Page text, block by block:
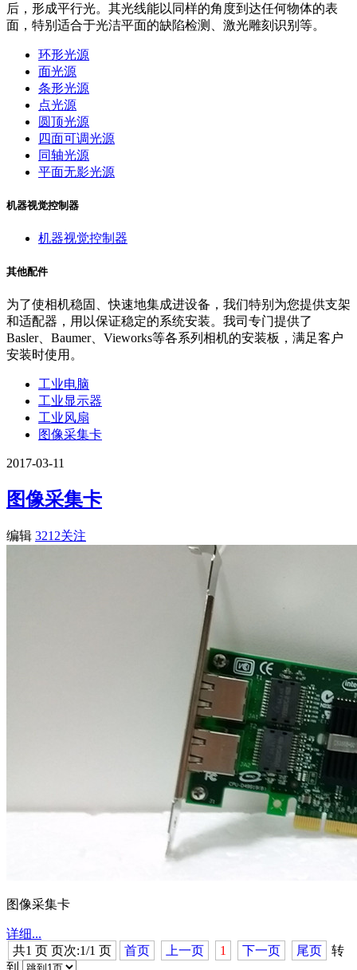
后，形成平行光。其光线能以同样的角度到达任何物体的表
面，特别适合于光洁平面的缺陷检测、激光雕刻识别等。
环形光源
面光源
条形光源
点光源
圆顶光源
四面可调光源
同轴光源
平面无影光源
机器视觉控制器
机器视觉控制器
其他配件
为了使相机稳固、快速地集成进设备，我们特别为您提供支架
和适配器，用以保证稳定的系统安装。我司专门提供了
Basler、Baumer、Vieworks等各系列相机的安装板，满足客户
安装时使用。
工业电脑
工业显示器
工业风扇
图像采集卡
2017-03-11
图像采集卡
编辑 3212关注
图像采集卡
详细...
共1 页 页次:1/1 页
首页 上一页 1 下一页 尾页
转
到